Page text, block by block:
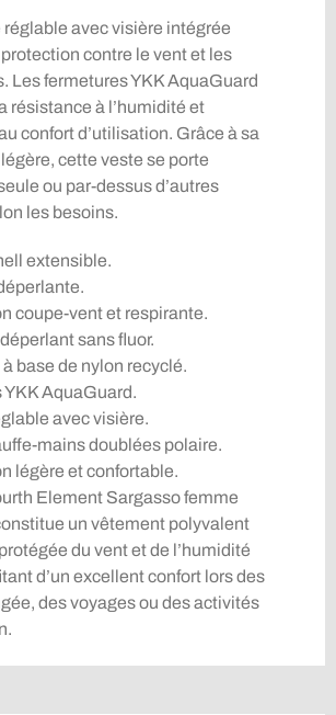
réglable avec visière intégrée
contre le vent et les
Les fermetures YKK AquaGuard
résistance à l’humidité et
confort d’utilisation. Grâce à sa
cette veste se porte
ou par-dessus d’autres
les besoins.
extensible.
coupe-vent et respirante.
sans fluor.
base de nylon recyclé.
AquaGuard.
avec visière.
mains doublées polaire.
légère et confortable.
Element Sargasso femme
un vêtement polyvalent
du vent et de l’humidité
d’un excellent confort lors des
des voyages ou des activités